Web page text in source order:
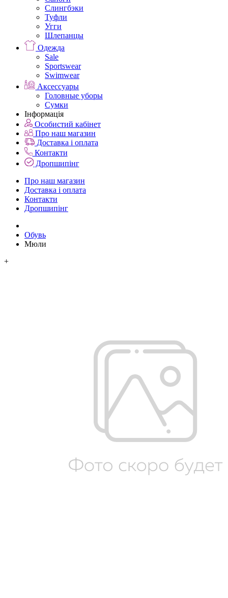
Слингбэки
Туфли
Угги
Шлепанцы
Одежда
Sale
Sportswear
Swimwear
Аксессуары
Головные уборы
Сумки
Інформація
Особистий кабінет
Про наш магазин
Доставка і оплата
Контакти
Дропшипінг
Про наш магазин
Доставка і оплата
Контакти
Дропшипінг
Обувь
Мюли
+